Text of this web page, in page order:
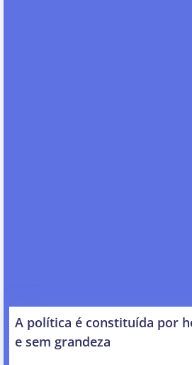
A política é constituída por
e sem grandeza